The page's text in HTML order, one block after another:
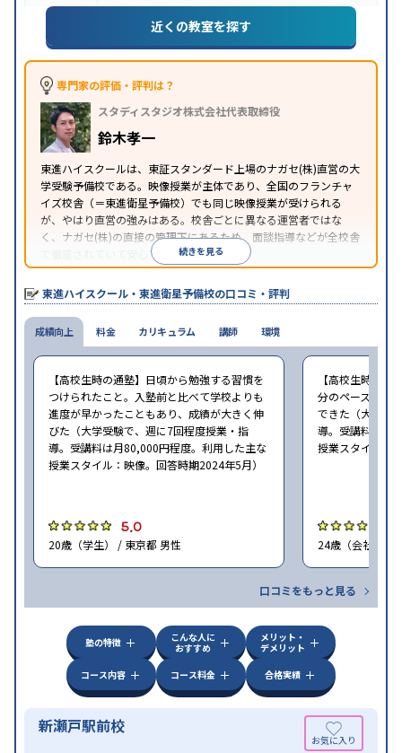
特待生・奨学金制度あり授業の振替可能学習に
PC・タブレットを利用1科目から受講可能
習のみの受講可
※2024年6月調査。大学受験塾・予備校のアンケート調査方法を参照
近くの教室を探す
専門家の評価・評判は？
スタディスタジオ株式会社代表取締役
鈴木孝一
東進ハイスクールは、東証スタンダード上場のナガセ(株)直営の大
学受験予備校である。映像授業が主体であり、全国のフランチャ
イズ校舎（＝東進衛星予備校）でも同じ映像授業が受けられる
が、やはり直営の強みはある。校舎ごとに異なる運営者ではな
く、ナガセ(株)の直接の管理下にあるため、面談指導などが全校舎
で徹底されていて安心できる。
東進衛星予備校は、運営会社により指導方針や校舎のルールが異
なる。体験授業では、授業のみで判断するのではなく、担当者や
校舎雰囲気、校舎での合格実績などを確認すると良いだろう。
続きを見る
東進ハイスクール・東進衛星予備校の口コミ・評判
成績向上
【高校生時の通塾】日頃から勉強する習慣を
つけられたこと。入塾前と比べて学校よりも
進度が早かったこともあり、成績が大きく伸
びた（大学受験で、週に7回程度授業・指
導。受講料は月80,000円程度。利用した主な
授業スタイル：映像。回答時期2024年5月）
5.0
20歳（学生） / 東京都 男性
【高校生時の通
分のペースで進
できた（大学受
導。受講料は月
授業スタイル：
24歳（会社員<
口コミをもっと見る
料金 カリキュラム 講師 環境
塾の特徴
こんな人に
おすすめ
メリット・
デメリット
コース内容
コース料金 合格実績
新瀬戸駅前校